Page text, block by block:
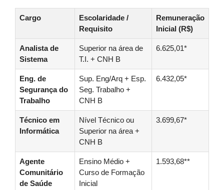
Cargo
Escolaridade /
Requisito
Remuneração
Inicial (R$)
Analista de
Sistema
Superior na área de
T.I. + CNH B
6.625,01*
Eng. de
Segurança do
Trabalho
Sup. Eng/Arq + Esp.
Seg. Trabalho +
CNH B
6.432,05*
Técnico em
Informática
Nível Técnico ou
Superior na área +
CNH B
3.699,67*
Agente
Comunitário
de Saúde
Ensino Médio +
Curso de Formação
Inicial
1.593,68**